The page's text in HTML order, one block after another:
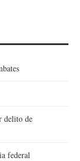
delito de
federal